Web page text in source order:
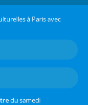
à Paris avec
du samedi